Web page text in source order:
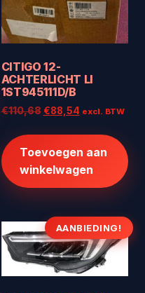
CITIGO 12-
ACHTERLICHT LI
1ST945111D/B
€110,68 Oorspronkelijke
€110,68.
€88,54Huidige
€88,54.
excl. BTW
Toevoegen aan
winkelwagen
AANBIEDING!